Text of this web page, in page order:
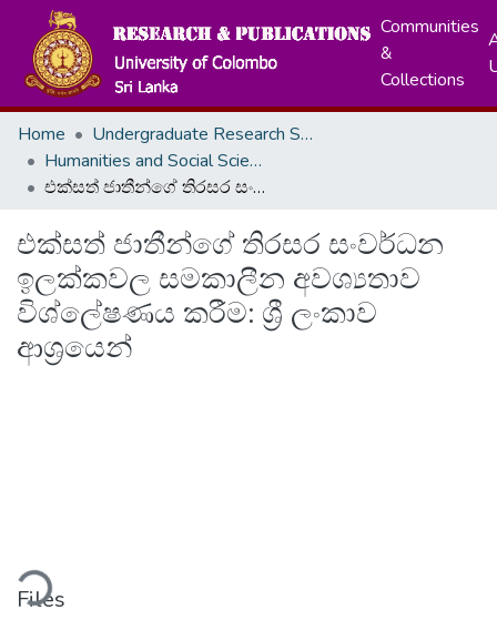
Communities
&
Collections
Home
Undergraduate Research Symposium
Humanities and Social Sciences
එක්සත් ජාතීන්ගේ තිරසර සංවර්ධන ඉලක්කවල සමකාලීන අවශ්‍යතාව විශ්ලේෂණය කරීම: ශ්‍රී ලංකාව ආශ්‍රයෙන්
එක්සත් ජාතීන්ගේ තිරසර සංවර්ධන
ඉලක්කවල සමකාලීන අවශ්‍යතාව
විශ්ලේෂණය කරීම: ශ්‍රී ලංකාව
ආශ්‍රයෙන්
Files